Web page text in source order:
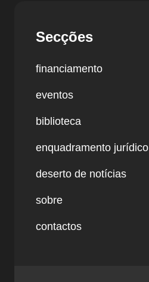
Secções
financiamento
eventos
biblioteca
enquadramento jurídico
deserto de notícias
sobre
contactos